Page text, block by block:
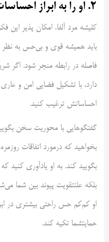
۲. او را به ابراز احساسات در رابطه تشویق کنید
کلیشه مرد آلفا، امکان پذیر
باید همیشه قوی و بی‌حس به نظر
فاصله در رابطه منجر شود. اگر
دارد، با تشکیل فضایی امن و
احساساتش ترغیب کنید.
گفتگوهایی با محوریت سخن
بخواهید که درمورد اتفاقات
بگویید کند. به او یادآوری
بلکه علتتقویت پیوند بین شما
او کم‌کم حس راحتی بیشتری در
حمایتشما تکیه کند.